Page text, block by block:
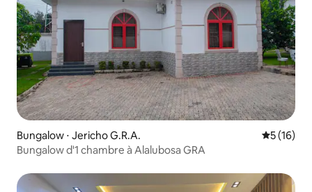
Bungalow ⋅ Jericho G.R.A.
5 (16)
Bungalow d'1 chambre à Alalubosa GRA